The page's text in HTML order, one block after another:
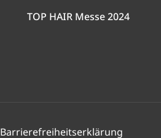
TOP HAIR Messe 2024
Barrierefreiheitserklärung